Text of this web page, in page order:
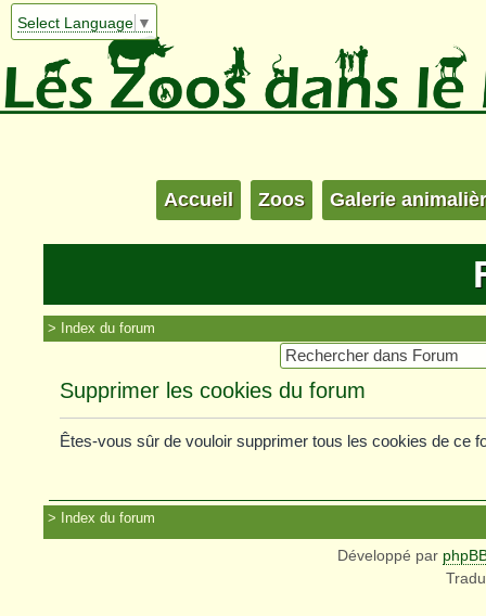
Select Language ▼
Accueil Zoos Galerie
Index du forum
Supprimer les cookies du forum
Êtes-vous sûr de vouloir supprimer tous les cookies de ce
Index du forum
Développé par